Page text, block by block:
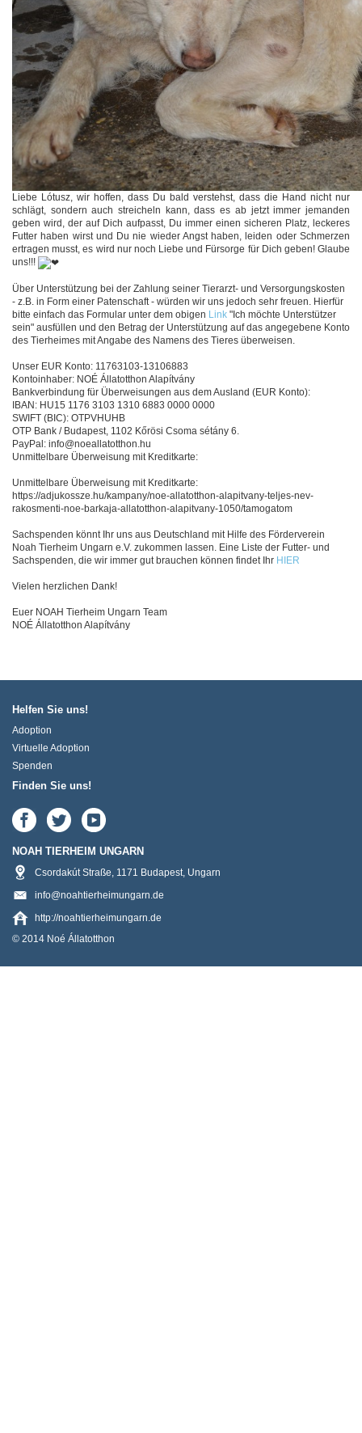
Liebe Lótusz, wir hoffen, dass Du bald verstehst, dass die Hand nicht nur
schlägt, sondern auch streicheln kann, dass es ab jetzt immer jemanden
geben wird, der auf Dich aufpasst, Du immer einen sicheren Platz, leckeres
Futter haben wirst und Du nie wieder Angst haben, leiden oder Schmerzen
ertragen musst, es wird nur noch Liebe und Fürsorge für Dich geben! Glaube
uns!!!
Über Unterstützung bei der Zahlung seiner Tierarzt- und Versorgungskosten
- z.B. in Form einer Patenschaft - würden wir uns jedoch sehr freuen. Hierfür
bitte einfach das Formular unter dem obigen Link "Ich möchte Unterstützer
sein" ausfüllen und den Betrag der Unterstützung auf das angegebene Konto
des Tierheimes mit Angabe des Namens des Tieres überweisen.
Unser EUR Konto: 11763103-13106883
Kontoinhaber: NOÉ Állatotthon Alapítvány
Bankverbindung für Überweisungen aus dem Ausland (EUR Konto):
IBAN: HU15 1176 3103 1310 6883 0000 0000
SWIFT (BIC): OTPVHUHB
OTP Bank / Budapest, 1102 Kőrösi Csoma sétány 6.
PayPal: info@noeallatotthon.hu
Unmittelbare Überweisung mit Kreditkarte:
Unmittelbare Überweisung mit Kreditkarte:
https://adjukossze.hu/kampany/noe-allatotthon-alapitvany-teljes-nev-
rakosmenti-noe-barkaja-allatotthon-alapitvany-1050/tamogatom
Sachspenden könnt Ihr uns aus Deutschland mit Hilfe des Förderverein
Noah Tierheim Ungarn e.V. zukommen lassen. Eine Liste der Futter- und
Sachspenden, die wir immer gut brauchen können findet Ihr HIER
Vielen herzlichen Dank!
Euer NOAH Tierheim Ungarn Team
NOÉ Állatotthon Alapítvány
Helfen Sie uns!
Adoption
Virtuelle Adoption
Spenden
Finden Sie uns!
NOAH TIERHEIM UNGARN
Csordakút Straße, 1171 Budapest, Ungarn
info@noahtierheimungarn.de
http://noahtierheimungarn.de
© 2014 Noé Állatotthon